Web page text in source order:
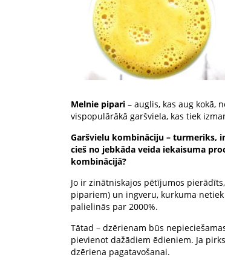
Melnie pipari – auglis, kas aug kokā,
vispopulārākā garšviela, kas tiek
Garšvielu kombināciju – turmeriks,
cieš no jebkāda veida iekaisuma
kombinācijā?
Jo ir zinātniskajos pētījumos
pipariem) un ingveru, kurkuma
palielinās par 2000%.
Tātad – dzērienam būs
pievienot dažādiem ēdieniem. Ja
dzēriena pagatavošanai.